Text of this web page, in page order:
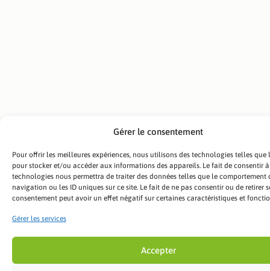
Gérer le consentement
Pour offrir les meilleures expériences, nous utilisons des technologies telles que
pour stocker et/ou accéder aux informations des appareils. Le fait de consentir à
technologies nous permettra de traiter des données telles que le comportement
navigation ou les ID uniques sur ce site. Le fait de ne pas consentir ou de retirer
consentement peut avoir un effet négatif sur certaines caractéristiques et
Gérer les services
Accepter